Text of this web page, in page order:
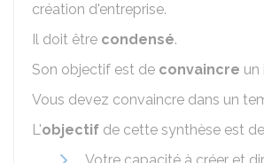
création d'entreprise.
Il doit être condensé.
Son objectif est de convaincre un
Vous devez convaincre dans un
L'objectif de cette synthèse est